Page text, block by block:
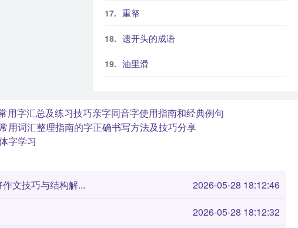
重帑
遗开头的成语
油里滑
用字汇总及练习技巧亲字同音字使用指南和经典例句
用词汇整理指南的字正确书写方法及技巧分享
字学习
文技巧与结构解...
2026-05-28 18:12:46
2026-05-28 18:12:32